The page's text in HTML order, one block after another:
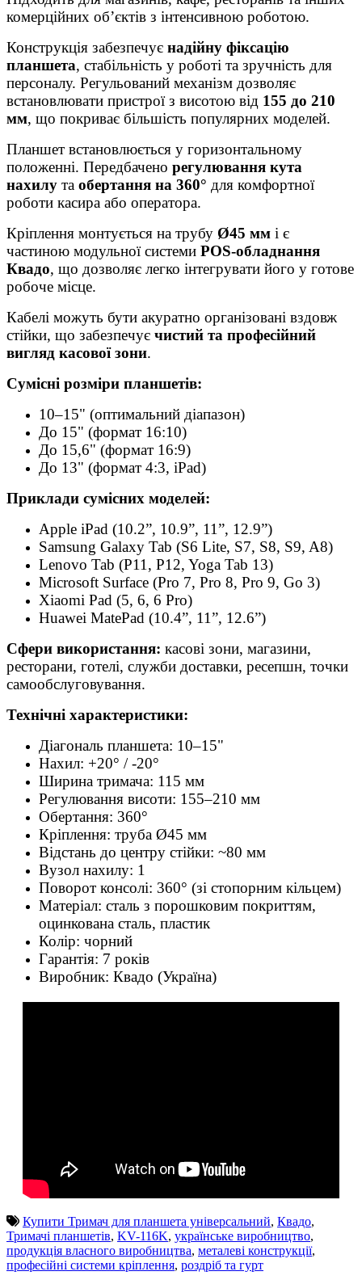
комерційних об’єктів з інтенсивною роботою.
Конструкція забезпечує надійну фіксацію
планшета, стабільність у роботі та зручність для
персоналу. Регульований механізм дозволяє
встановлювати пристрої з висотою від 155 до 210
мм, що покриває більшість популярних моделей.
Планшет встановлюється у горизонтальному
положенні. Передбачено регулювання кута
нахилу та обертання на 360° для комфортної
роботи касира або оператора.
Кріплення монтується на трубу Ø45 мм і є
частиною модульної системи POS-обладнання
Квадо, що дозволяє легко інтегрувати його у готове
робоче місце.
Кабелі можуть бути акуратно організовані вздовж
стійки, що забезпечує чистий та професійний
вигляд касової зони.
Сумісні розміри планшетів:
10–15" (оптимальний діапазон)
До 15" (формат 16:10)
До 15,6" (формат 16:9)
До 13" (формат 4:3, iPad)
Приклади сумісних моделей:
Apple iPad (10.2”, 10.9”, 11”, 12.9”)
Samsung Galaxy Tab (S6 Lite, S7, S8, S9, A8)
Lenovo Tab (P11, P12, Yoga Tab 13)
Microsoft Surface (Pro 7, Pro 8, Pro 9, Go 3)
Xiaomi Pad (5, 6, 6 Pro)
Huawei MatePad (10.4”, 11”, 12.6”)
Сфери використання: касові зони, магазини,
ресторани, готелі, служби доставки, ресепшн, точки
самообслуговування.
Технічні характеристики:
Діагональ планшета: 10–15"
Нахил: +20° / -20°
Ширина тримача: 115 мм
Регулювання висоти: 155–210 мм
Обертання: 360°
Кріплення: труба Ø45 мм
Відстань до центру стійки: ~80 мм
Вузол нахилу: 1
Поворот консолі: 360° (зі стопорним кільцем)
Матеріал: сталь з порошковим покриттям,
оцинкована сталь, пластик
Колір: чорний
Гарантія: 7 років
Виробник: Квадо (Україна)
Купити Тримач для планшета універсальний, Квадо,
Тримачі планшетів, KV-116K, українське виробництво,
продукція власного виробництва, металеві конструкції,
професійні системи кріплення, роздріб та гурт